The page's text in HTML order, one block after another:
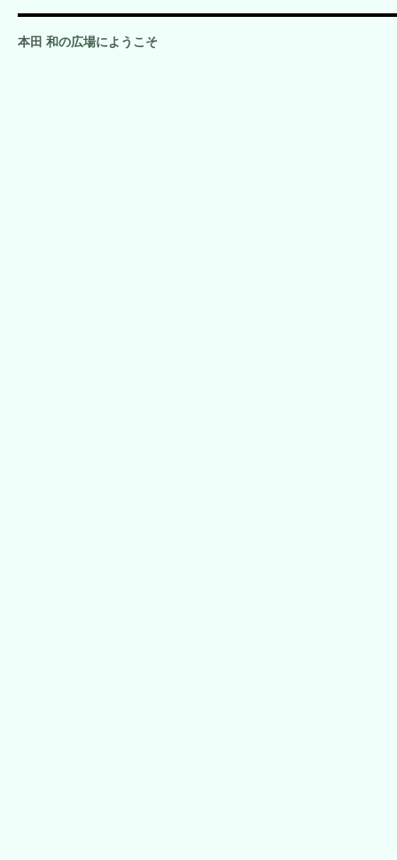
本田 和の広場にようこそ